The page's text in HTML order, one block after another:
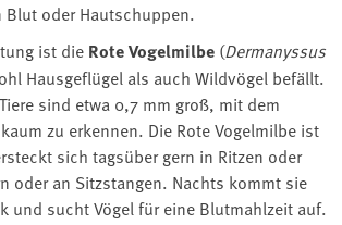
Blut oder Hautschuppen.
ist die Rote Vogelmilbe (Dermanyssus
Hausgeflügel als auch Wildvögel befällt.
sind etwa 0,7 mm groß, mit dem
zu erkennen. Die Rote Vogelmilbe ist
sich tagsüber gern in Ritzen oder
oder an Sitzstangen. Nachts kommt sie
und sucht Vögel für eine Blutmahlzeit auf.